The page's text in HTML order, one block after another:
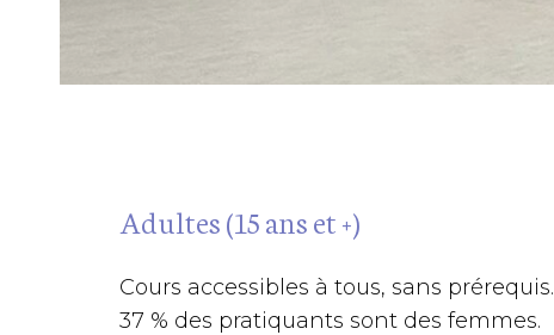
Adultes (15 ans et +)
Cours accessibles à tous, sans prérequis.
37 % des pratiquants sont des femmes.